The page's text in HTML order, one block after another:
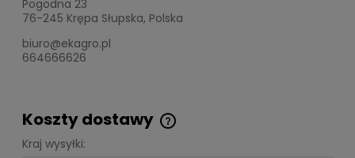
Pogodna 23
76-245 Krępa Słupska, Polska
biuro@ekagro.pl
664666626
Koszty dostawy
płatności
Kraj wysyłki: